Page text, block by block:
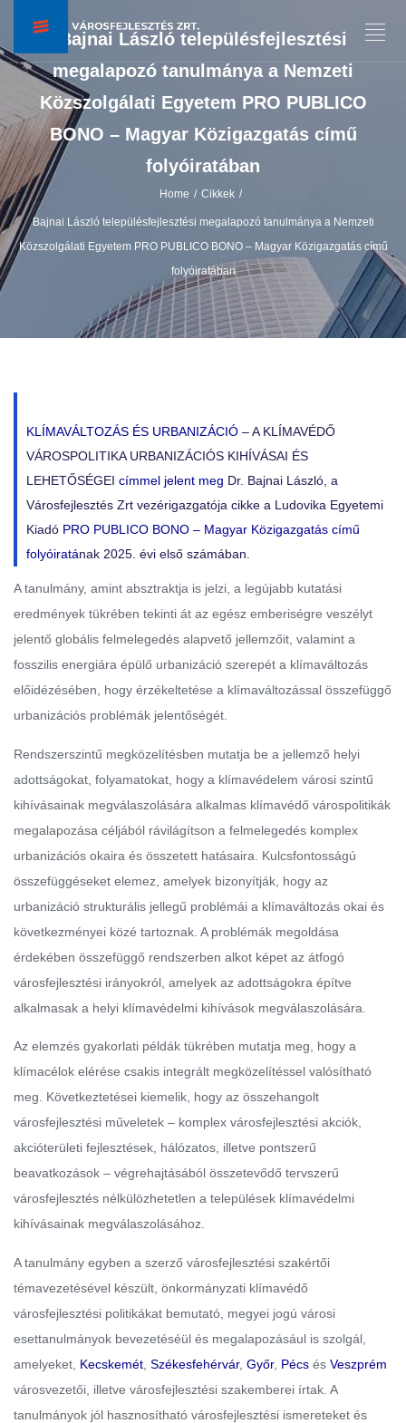
Bajnai László településfejlesztési
megalapozó tanulmánya a Nemzeti
Közszolgálati Egyetem PRO PUBLICO
BONO – Magyar Közigazgatás című
folyóiratában
Home / Cikkek /
Bajnai László településfejlesztési megalapozó tanulmánya a Nemzeti
Közszolgálati Egyetem PRO PUBLICO BONO – Magyar Közigazgatás című
folyóiratában
KLÍMAVÁLTOZÁS ÉS URBANIZÁCIÓ – A KLÍMAVÉDŐ
VÁROSPOLITIKA URBANIZÁCIÓS KIHÍVÁSAI ÉS
LEHETŐSÉGEI címmel jelent meg Dr. Bajnai László, a
Városfejlesztés Zrt vezérigazgatója cikke a Ludovika Egyetemi
Kiadó PRO PUBLICO BONO – Magyar Közigazgatás című
folyóiratának 2025. évi első számában.
A tanulmány, amint absztraktja is jelzi, a legújabb kutatási
eredmények tükrében tekinti át az egész emberiségre veszélyt
jelentő globális felmelegedés alapvető jellemzőit, valamint a
fosszilis energiára épülő urbanizáció szerepét a klímaváltozás
előidézésében, hogy érzékeltetése a klímaváltozással összefüggő
urbanizációs problémák jelentőségét.
Rendszerszintű megközelítésben mutatja be a jellemző helyi
adottságokat, folyamatokat, hogy a klímavédelem városi szintű
kihívásainak megválaszolására alkalmas klímavédő várospolitikák
megalapozása céljából rávilágítson a felmelegedés komplex
urbanizációs okaira és összetett hatásaira. Kulcsfontosságú
összefüggéseket elemez, amelyek bizonyítják, hogy az
urbanizáció strukturális jellegű problémái a klímaváltozás okai és
következményei közé tartoznak. A problémák megoldása
érdekében összefüggő rendszerben alkot képet az átfogó
városfejlesztési irányokról, amelyek az adottságokra építve
alkalmasak a helyi klímavédelmi kihívások megválaszolására.
Az elemzés gyakorlati példák tükrében mutatja meg, hogy a
klímacélok elérése csakis integrált megközelítéssel valósítható
meg. Következtetései kiemelik, hogy az összehangolt
városfejlesztési műveletek – komplex városfejlesztési akciók,
akcióterületi fejlesztések, hálózatos, illetve pontszerű
beavatkozások – végrehajtásából összetevődő tervszerű
városfejlesztés nélkülözhetetlen a települések klímavédelmi
kihívásainak megválaszolásához.
A tanulmány egyben a szerző városfejlesztési szakértői
témavezetésével készült, önkormányzati klímavédő
városfejlesztési politikákat bemutató, megyei jogú városi
esettanulmányok bevezetéséül és megalapozásául is szolgál,
amelyeket, Kecskemét Székesfehérvár, Győr, Pécs és Veszprém
városvezetői, illetve városfejlesztési szakemberei írtak. A
tanulmányok jól hasznosítható városfejlesztési ismereteket és